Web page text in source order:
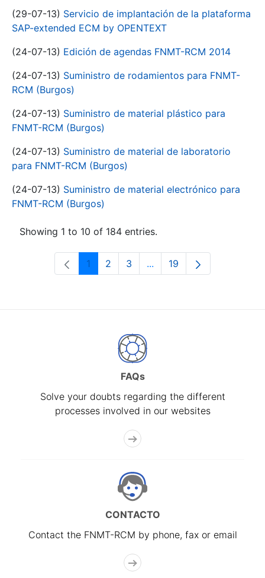
(29-07-13) Servicio de implantación de la plataforma
SAP-extended ECM by OPENTEXT
(24-07-13) Edición de agendas FNMT-RCM 2014
(24-07-13) Suministro de rodamientos para FNMT-
RCM (Burgos)
(24-07-13) Suministro de material plástico para
FNMT-RCM (Burgos)
(24-07-13) Suministro de material de laboratorio
para FNMT-RCM (Burgos)
(24-07-13) Suministro de material electrónico para
FNMT-RCM (Burgos)
Showing 1 to 10 of 184 entries.
Page
1 Page
2 Page
3 ...Intermediate Pages Use
Page
19
FAQs
Solve your doubts regarding the different
processes involved in our websites
CONTACTO
Contact the FNMT-RCM by phone, fax or email